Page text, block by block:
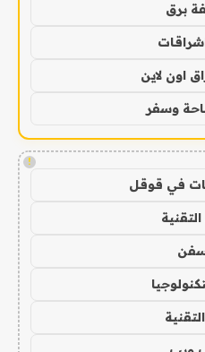
برق
اون لاين
وسفر
!
في قوقل